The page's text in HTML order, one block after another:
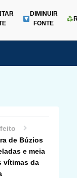
Menu
DIMINUIR
FONTE
de Búzios
e meia
vítimas da